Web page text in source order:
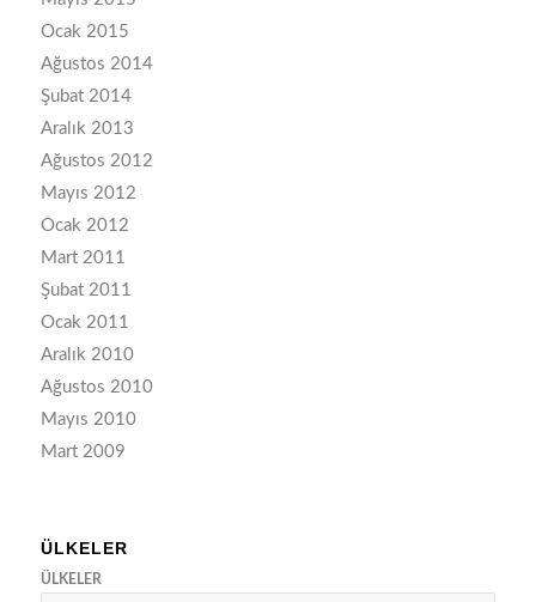
Ocak 2015
Ağustos 2014
Şubat 2014
Aralık 2013
Ağustos 2012
Mayıs 2012
Ocak 2012
Mart 2011
Şubat 2011
Ocak 2011
Aralık 2010
Ağustos 2010
Mayıs 2010
Mart 2009
ÜLKELER
ÜLKELER